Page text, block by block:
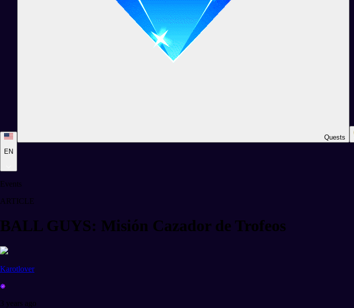
EN
Quests
Events
ARTICLE
BALL GUYS: Misión Cazador de Trofeos
Karotlover
3 years ago